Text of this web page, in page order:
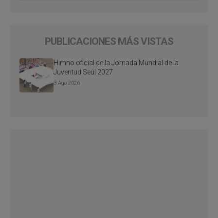
PUBLICACIONES MÁS VISTAS
Himno oficial de la Jornada Mundial de la
Juventud Seúl 2027
3 Ago 2026